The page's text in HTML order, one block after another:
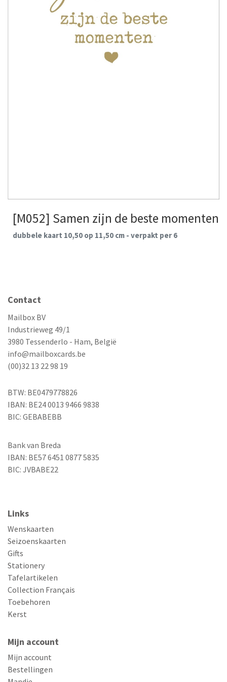
[M052] Samen zijn de beste momenten
dubbele kaart 10,50 op 11,50 cm - verpakt per 6
Contact
Mailbox BV
Industrieweg 49/1
3980 Tessenderlo - Ham, België
info@mailboxcards.be
(00)32 13 22 98 19
BTW: BE0479778826
IBAN: BE24 0013 9466 9838
BIC: GEBABEBB
Bank van Breda
IBAN: BE57 6451 0877 5835
BIC: JVBABE22
Links
Wenskaarten
Seizoenskaarten
Gifts
Stationery
Tafelartikelen
Collection Français
Toebehoren
Kerst
Mijn account
Mijn account
Bestellingen